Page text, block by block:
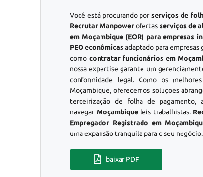
Você está procurando porserviços de
Recrutar Manpowerofertas serviços de
em Moçambique (EOR) para empresas
PEO econômicasadaptado para empresas
como contratar funcionários em
nossa expertise garante um
conformidade legal. Como os
Moçambique, oferecemos soluções
terceirização de folha de pagamento,
navegar Moçambiqueleis trabalhistas.
Empregador Registrado em
uma expansão tranquila para o seu negócio.
baixar PDF